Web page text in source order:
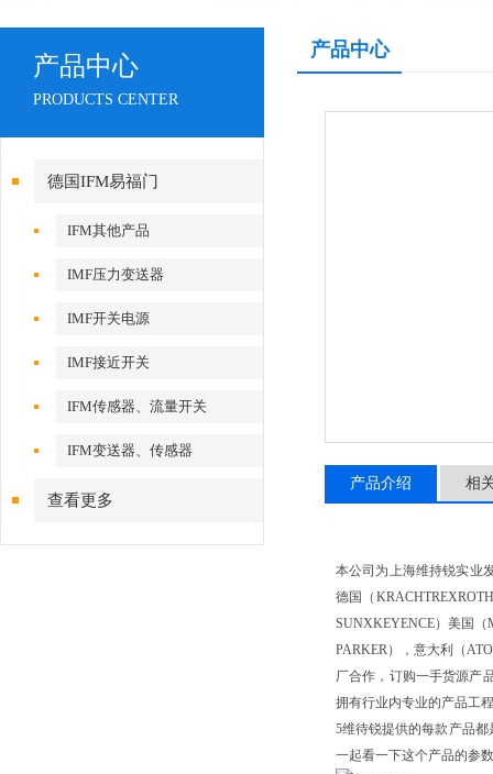
产品中心
PRODUCTS CENTER
德国IFM易福门
IFM其他产品
IMF压力变送器
IMF开关电源
IMF接近开关
IFM传感器、流量开关
IFM变送器、传感器
查看更多
产品中心
产品介绍 相
本公司为上海维持锐实业
德国（
SUNXKEYENCE）美国
PARKER），意大利（
厂合作，订购一手货源产
拥有行业内专业的产品工
5维待锐提供的每款产品
一起看一下这个产品的参